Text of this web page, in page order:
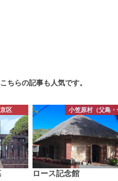
こちらの記事も人気です。
区 小笠原村（父島・
ロース記念館